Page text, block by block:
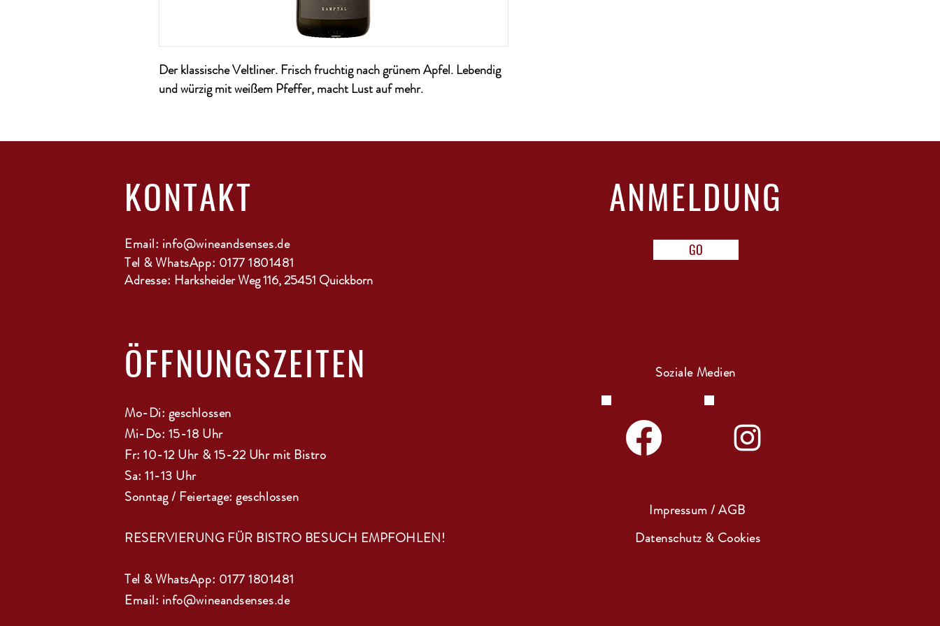
Der klassische Veltliner. Frisch fruchtig nach grünem Apfel. Lebendig
und würzig mit weißem Pfeffer, macht Lust auf mehr.
KONTAKT
Email: info@wineandsenses.de
Tel & WhatsApp: 0177 1801481
Adresse: Harksheider Weg 116, 25451 Quickborn
ANMELDUNG
GO
ÖFFNUNGSZEITEN
Mo-Di: geschlossen
Mi-Do: 15-18 Uhr
Fr: 10-12 Uhr & 15-22 Uhr mit Bistro
Sa: 11-13 Uhr
Sonntag / Feiertage: geschlossen
RESERVIERUNG FÜR BISTRO BESUCH EMPFOHLEN!
Tel & WhatsApp: 0177 1801481
Email: info@wineandsenses.de
Soziale Medien
Impressum / AGB
Datenschutz & Cookies